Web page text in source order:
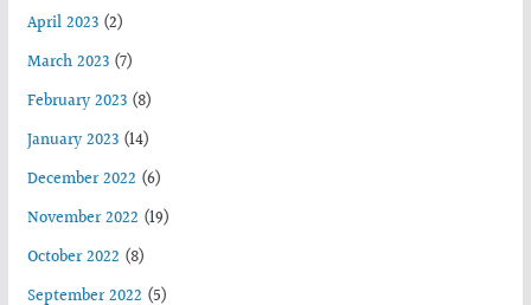
April 2023(2)
March 2023(7)
February 2023(8)
January 2023(14)
December 2022 (6)
November 2022 (19)
October 2022 (8)
September 2022 (5)